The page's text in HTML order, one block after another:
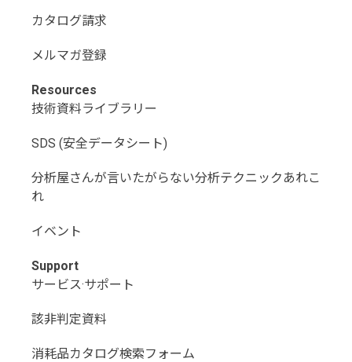
カタログ請求
メルマガ登録
Resources
技術資料ライブラリー
SDS (安全データシート)
分析屋さんが言いたがらない分析テクニックあれこ
れ
イベント
Support
サービス·サポート
該非判定資料
消耗品カタログ検索フォーム